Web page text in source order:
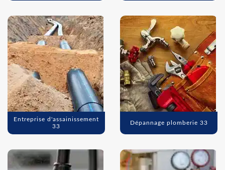
Entreprise d'assainissement
33
Dépannage plomberie 33